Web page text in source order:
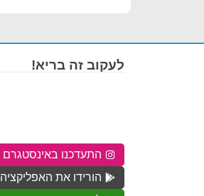
לעקוב זה בריא!
התעדכנו באינסטגרם
הורידו את האפליקציה